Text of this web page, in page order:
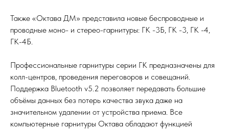
Также «Октава ДМ» представила новые беспроводные и
проводные моно- и стерео-гарнитуры: ГК -3Б, ГК -3, ГК -4,
ГК-4Б.
Профессиональные гарнитуры серии ГК предназначены для
колл-центров, проведения переговоров и совещаний.
Поддержка Bluetooth v5.2 позволяет передавать большие
объёмы данных без потерь качества звука даже на
значительном удалении от устройства приема. Все
компьютерные гарнитуры Октава обладают функцией